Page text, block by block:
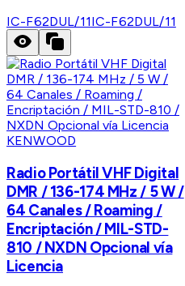
IC-F62DUL/11IC-F62DUL/11
KENWOOD
Radio Portátil VHF Digital
DMR / 136-174 MHz / 5 W /
64 Canales / Roaming /
Encriptación / MIL-STD-
810 / NXDN Opcional vía
Licencia